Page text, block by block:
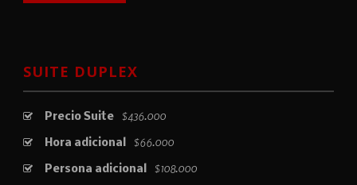
SUITE DUPLEX
Precio Suite $436.000
Hora adicional $66.000
Persona adicional $108.000